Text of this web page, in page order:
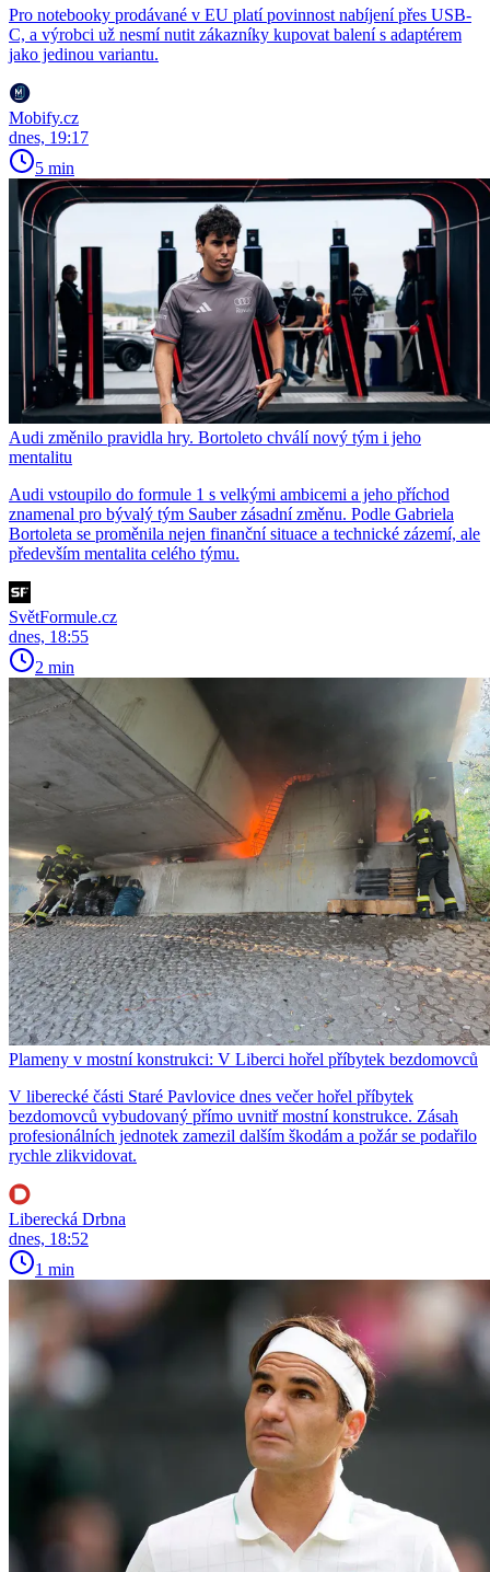
Pro notebooky prodávané v EU platí povinnost nabíjení přes USB-
C, a výrobci už nesmí nutit zákazníky kupovat balení s adaptérem
jako jedinou variantu.
Mobify.cz
dnes, 19:17
5 min
Audi změnilo pravidla hry. Bortoleto chválí nový tým i jeho
mentalitu
Audi vstoupilo do formule 1 s velkými ambicemi a jeho příchod
znamenal pro bývalý tým Sauber zásadní změnu. Podle Gabriela
Bortoleta se proměnila nejen finanční situace a technické zázemí, ale
především mentalita celého týmu.
SvětFormule.cz
dnes, 18:55
2 min
Plameny v mostní konstrukci: V Liberci hořel příbytek bezdomovců
V liberecké části Staré Pavlovice dnes večer hořel příbytek
bezdomovců vybudovaný přímo uvnitř mostní konstrukce. Zásah
profesionálních jednotek zamezil dalším škodám a požár se podařilo
rychle zlikvidovat.
Liberecká Drbna
dnes, 18:52
1 min